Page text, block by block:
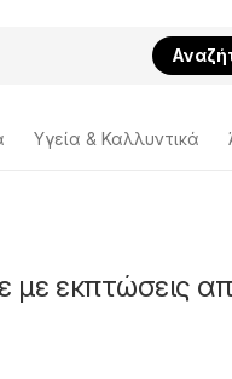
Υγεία & Καλλυντικά
με εκπτώσεις